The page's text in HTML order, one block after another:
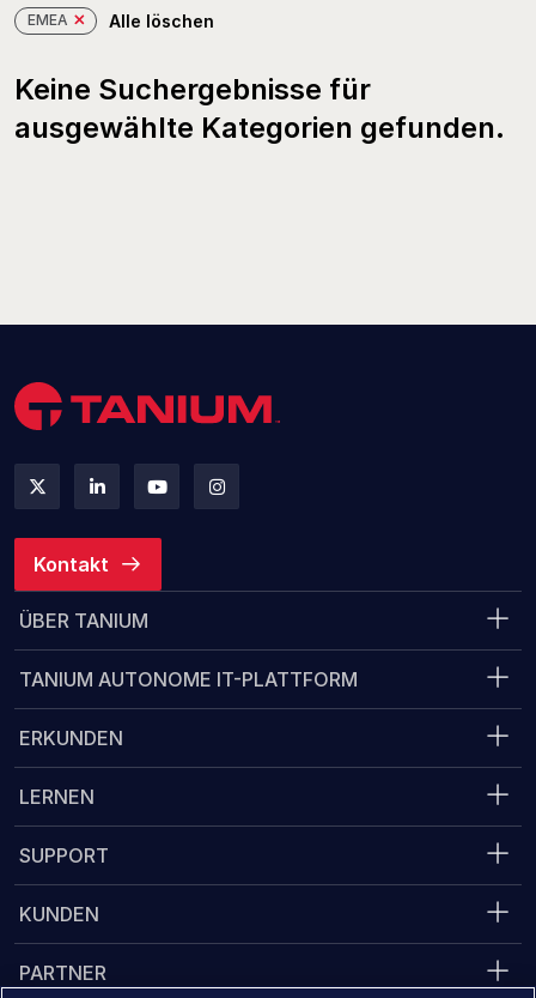
EMEA Alle löschen
Keine Suchergebnisse für
ausgewählte Kategorien gefunden.
Kontakt
ÜBER TANIUM
TANIUM AUTONOME IT-PLATTFORM
ERKUNDEN
LERNEN
SUPPORT
KUNDEN
PARTNER